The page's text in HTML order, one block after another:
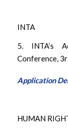
INTA
5. INTA’s
Conference,
Application
HUMAN